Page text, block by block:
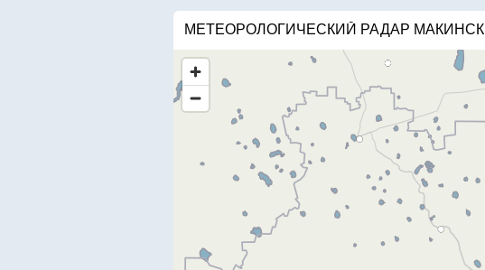
МЕТЕОРОЛОГИЧЕСКИЙ РАДАР МАКИНСК